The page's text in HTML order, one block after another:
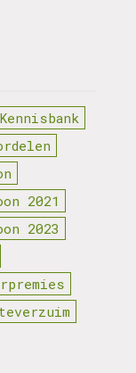
Kennisbank
2021
2023